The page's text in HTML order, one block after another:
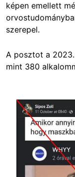
képen emellett
szerepel.
A posztot a
mint 380
Image